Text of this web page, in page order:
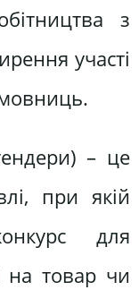
з
участі
– це
при якій
для
на товар чи